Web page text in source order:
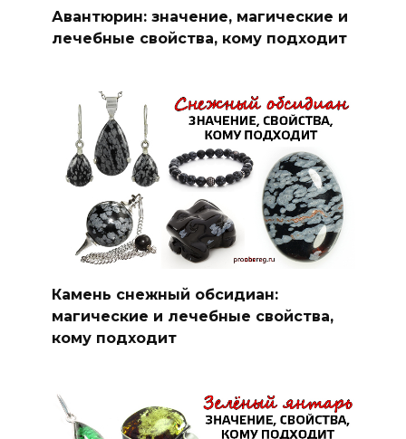
Авантюрин: значение, магические и
лечебные свойства, кому подходит
Камень снежный обсидиан:
магические и лечебные свойства,
кому подходит